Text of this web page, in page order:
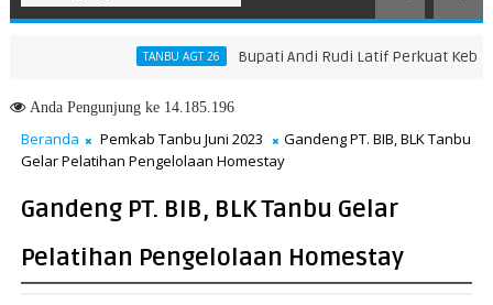
TANBU AGT 26 Bupati Andi Rudi Latif Perkuat Kebijakan
Menuju Masa Depan yang Lebih Hijau dan Gemilang
AndaPengunjung ke 14.185.196
Beranda Pemkab Tanbu Juni 2023
Gandeng PT. BIB, BLK Tanbu
Gelar Pelatihan Pengelolaan Homestay
Gandeng PT. BIB, BLK Tanbu Gelar
Pelatihan Pengelolaan Homestay